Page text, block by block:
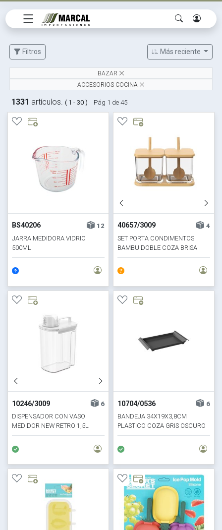
Filtros Más reciente
BAZAR
ACCESORIOS COCINA
BS40206
12
JARRA MEDIDORA VIDRIO
500ML
40657/3009
4
SET PORTA CONDIMENTOS
BAMBU DOBLE COZA BRISA
10246/3009
6
DISPENSADOR CON VASO
MEDIDOR NEW RETRO 1,5L
COZA
10704/0536
6
BANDEJA 34X19X3,8CM
PLASTICO COZA GRIS OSCURO
1331 artículos.( 1 - 30 ) Pág 1 de 45